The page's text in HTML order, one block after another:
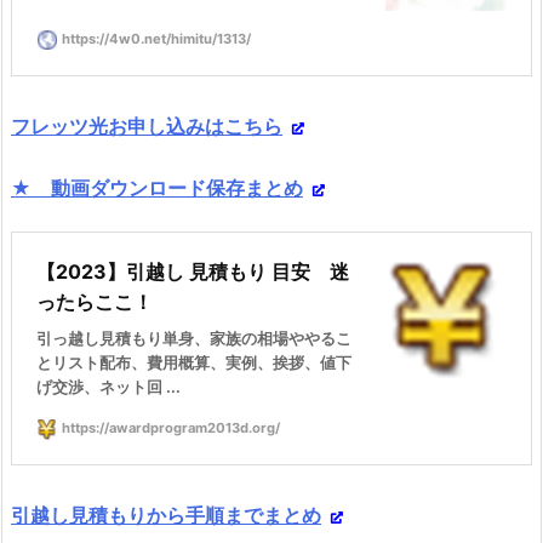
https://4w0.net/himitu/1313/
フレッツ光お申し込みはこちら
★ 動画ダウンロード保存まとめ
【2023】引越し 見積もり 目安 迷
ったらここ！
引っ越し見積もり単身、家族の相場ややるこ
とリスト配布、費用概算、実例、挨拶、値下
げ交渉、ネット回 ...
https://awardprogram2013d.org/
引越し見積もりから手順までまとめ